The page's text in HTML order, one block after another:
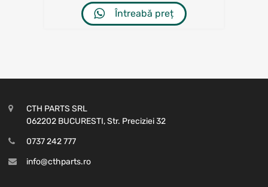
Întreabă preț
CTH PARTS SRL
062202 BUCURESTI, Str. Preciziei 32
0737 242 777
info@cthparts.ro